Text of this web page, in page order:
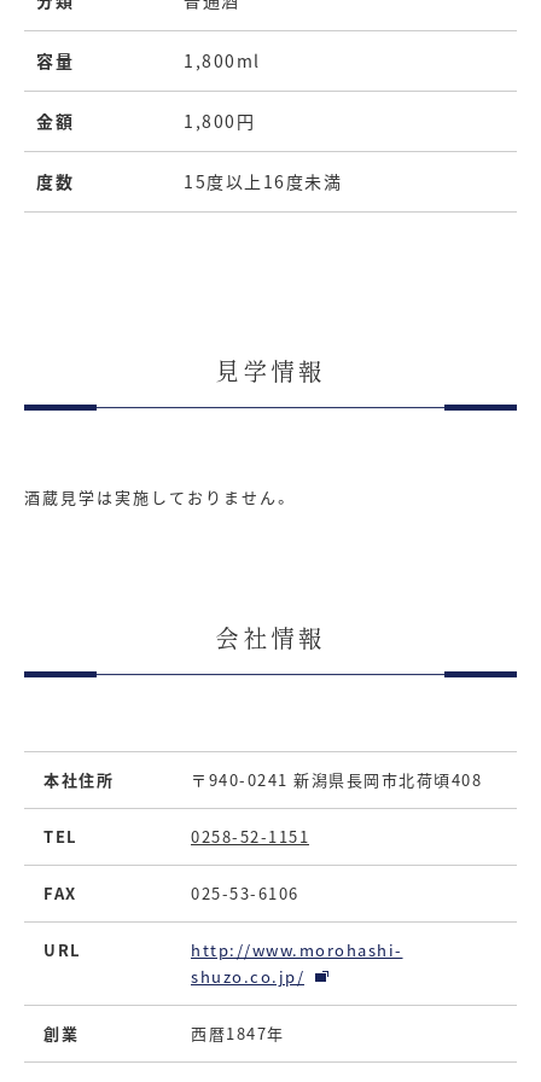
容量 1,800ml
金額 1,800円
度数 15度以上16度未満
見学情報
酒蔵見学は実施しておりません。
会社情報
本社住所 〒940-0241 新潟県長岡市北荷頃408
TEL 0258-52-1151
FAX 025-53-6106
URL
http://www.morohashi-
shuzo.co.jp/
創業 西暦1847年